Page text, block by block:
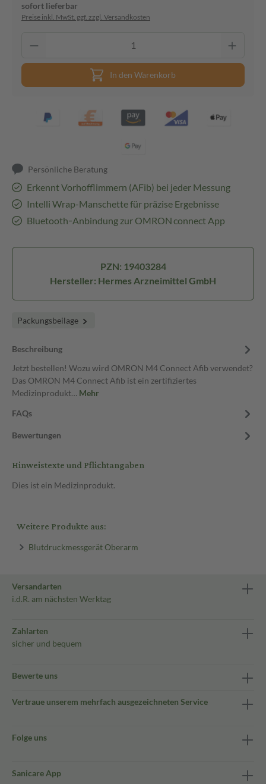
sofort lieferbar
Preise inkl. MwSt. ggf. zzgl. Versandkosten
In den Warenkorb
Persönliche Beratung
Erkennt Vorhofflimmern (AFib) bei jeder Messung
Intelli Wrap-Manschette für präzise Ergebnisse
Bluetooth‑Anbindung zur OMRON connect App
PZN: 19403284
Hersteller: Hermes Arzneimittel GmbH
Packungsbeilage
Beschreibung
Jetzt bestellen! Wozu wird OMRON M4 Connect Afib verwendet?
Das OMRON M4 Connect Afib ist ein zertifiziertes
Medizinprodukt… Mehr
FAQs
Bewertungen
Hinweistexte und Pflichtangaben
Dies ist ein Medizinprodukt.
Weitere Produkte aus:
Blutdruckmessgerät Oberarm
Versandarten
i.d.R. am nächsten Werktag
Zahlarten
sicher und bequem
Bewerte uns
Vertraue unserem mehrfach ausgezeichneten Service
Folge uns
Sanicare App